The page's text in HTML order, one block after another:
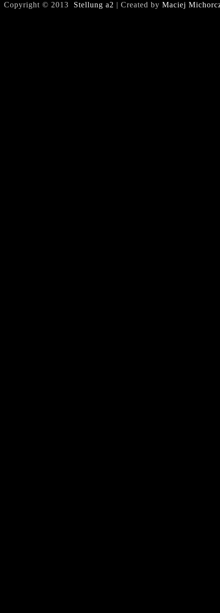
Copyright © 2013 Stellung a2 | Created by Maciej